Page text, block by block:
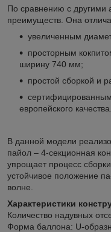
По сравнению с другими
преимуществ. Она
увеличенным
просторным
ширину 740 мм;
простой сборкой и
европейского качества.
В данной модели
пайол – 4-секционная
упрощает процесс
устойчивое положение
волне.
Характеристики
Количество надувных
Форма баллона: U-